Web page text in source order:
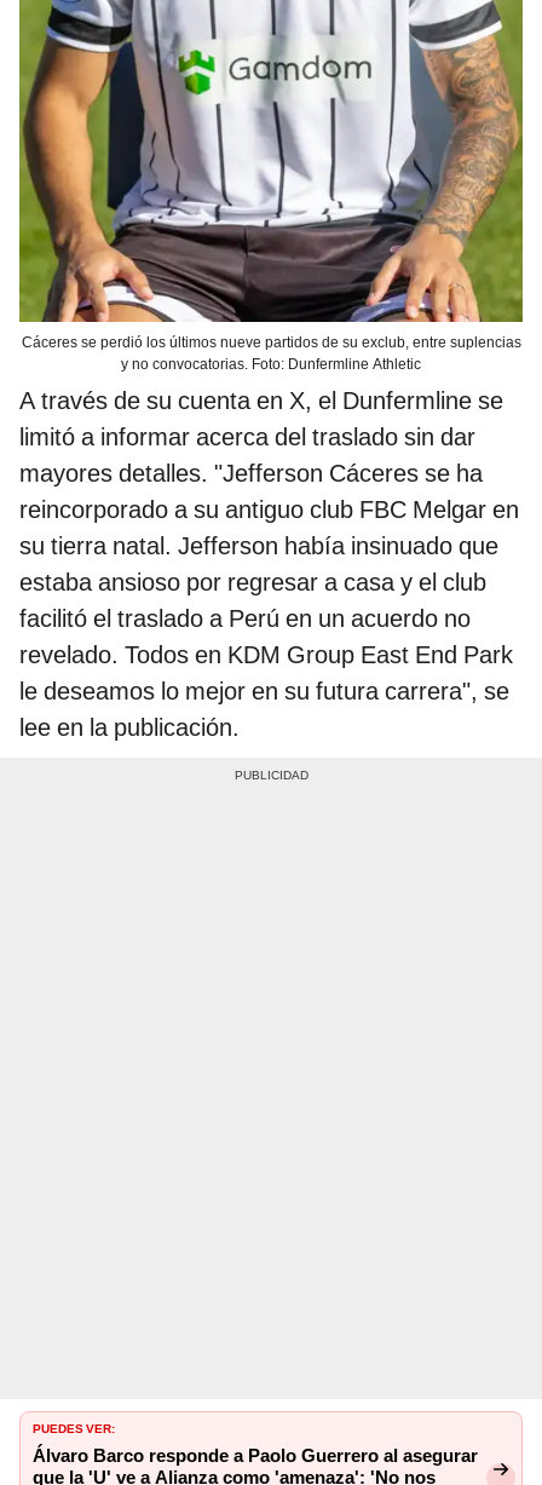
Cáceres se perdió los últimos nueve partidos de su exclub, entre suplencias
y no convocatorias. Foto: Dunfermline Athletic
A través de su cuenta en X, el Dunfermline se
limitó a informar acerca del traslado sin dar
mayores detalles. "Jefferson Cáceres se ha
reincorporado a su antiguo club FBC Melgar en
su tierra natal. Jefferson había insinuado que
estaba ansioso por regresar a casa y el club
facilitó el traslado a Perú en un acuerdo no
revelado. Todos en KDM Group East End Park
le deseamos lo mejor en su futura carrera", se
lee en la publicación.
PUEDES VER:
Álvaro Barco responde a Paolo Guerrero al asegurar
que la 'U' ve a Alianza como 'amenaza': 'No nos